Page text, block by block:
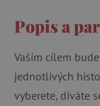
Popis a
Vaším cílem
jednotlivých
vyberete, díváte